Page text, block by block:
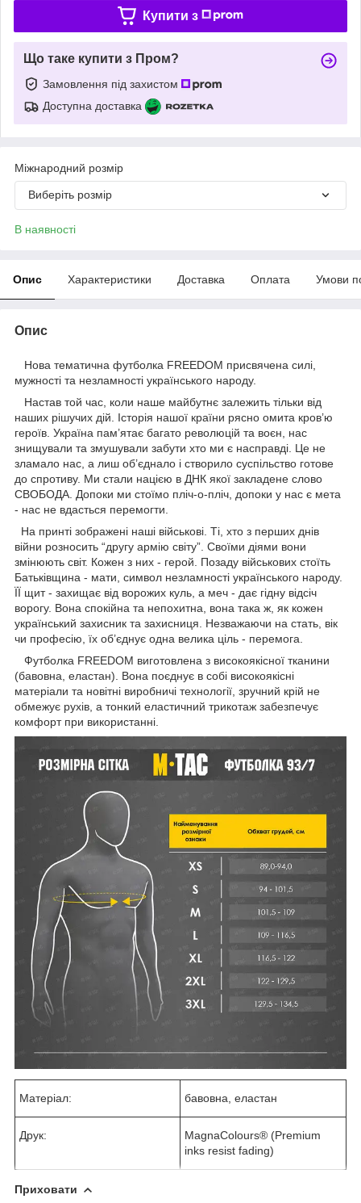
Купити з
Що таке купити з Пром?
Замовлення під захистом
Доступна доставка
Міжнародний розмір
Виберіть розмір
В наявності
Опис Характеристики Доставка Оплата Умови
Опис
Нова тематична футболка FREEDOM присвячена силі,
мужності та незламності українського народу.
Настав той час, коли наше майбутнє залежить тільки від
наших рішучих дій. Історія нашої країни рясно омита кров’ю
героїв. Україна пам’ятає багато революцій та воєн, нас
знищували та змушували забути хто ми є насправді. Це не
зламало нас, а лиш об’єднало і створило суспільство готове
до спротиву. Ми стали нацією в ДНК якої закладене слово
СВОБОДА. Допоки ми стоїмо пліч-о-пліч, допоки у нас є мета
- нас не вдасться перемогти.
На принті зображені наші військові. Ті, хто з перших днів
війни розносить “другу армію світу”. Своїми діями вони
змінюють світ. Кожен з них - герой. Позаду військових стоїть
Батьківщина - мати, символ незламності українського народу.
ЇЇ щит - захищає від ворожих куль, а меч - дає гідну відсіч
ворогу. Вона спокійна та непохитна, вона така ж, як кожен
український захисник та захисниця. Незважаючи на стать, вік
чи професію, їх об’єднує одна велика ціль - перемога.
Футболка FREEDOM виготовлена з високоякісної тканини
(бавовна, еластан). Вона поєднує в собі високоякісні
матеріали та новітні виробничі технології, зручний крій не
обмежує рухів, а тонкий еластичний трикотаж забезпечує
комфорт при використанні.
Матеріал: бавовна, еластан
Друк:
MagnaColours® (Premium
inks resist fading)
Приховати